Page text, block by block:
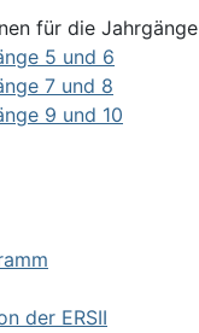
für die Jahrgänge
5 und 6
7 und 8
9 und 10
der ERSII